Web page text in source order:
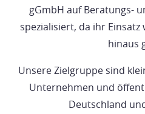
gGmbH auf Beratungs-
spezialisiert, da ihr
hinaus
Unsere Zielgruppe sind
Unternehmen und
Deutschland